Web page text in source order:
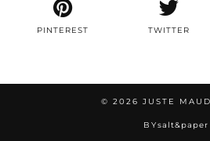
TWITTER
PINTEREST
© 2026 JUSTE
BYsalt&paper